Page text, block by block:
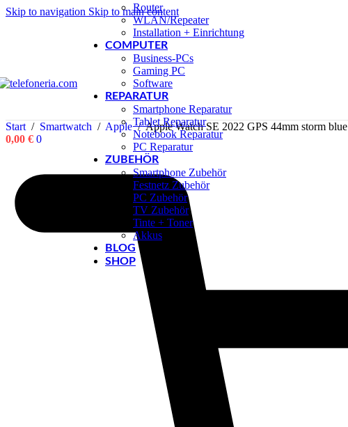
Skip to navigation Skip to main content
Router
WLAN/Repeater
Installation + Einrichtung
COMPUTER
Business-PCs
Gaming PC
Software
REPARATUR
Smartphone Reparatur
Tablet Reparatur
Notebook Reparatur
PC Reparatur
ZUBEHÖR
Smartphone Zubehör
Festnetz Zubehör
PC Zubehör
TV Zubehör
Tinte + Toner
Akkus
BLOG
SHOP
Start / Smartwatch / Apple/Apple Watch SE 2022 GPS 44mm storm blue
0,00 € 0